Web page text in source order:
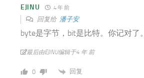
EJINU 4 年 前
回复给 潘子安
byte是字节，bit是比特。你记对了。
最后由EJINU编辑于4 年 前
0 回复